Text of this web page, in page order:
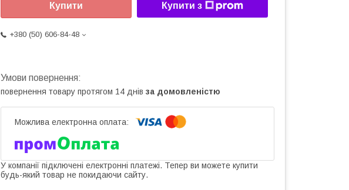
Купити Купити з
+380 (50) 606-84-48
повернення товару протягом 14 днів за домовленістю
У компанії підключені електронні платежі. Тепер ви можете купити
будь-який товар не покидаючи сайту.